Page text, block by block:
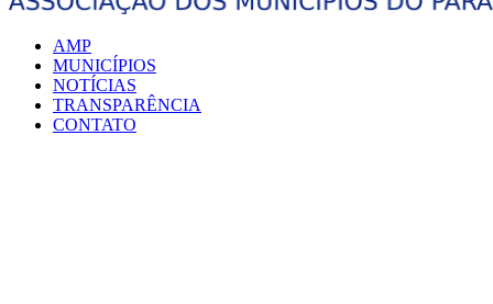
AMP
MUNICÍPIOS
NOTÍCIAS
TRANSPARÊNCIA
CONTATO